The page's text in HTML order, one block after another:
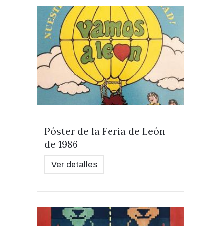
Póster de la Feria de León
de 1986
Ver detalles